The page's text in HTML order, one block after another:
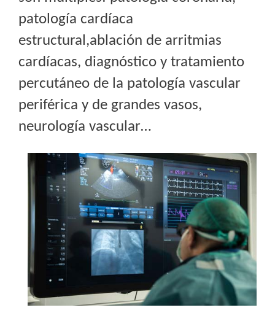
patología cardíaca
estructural,ablación de arritmias
cardíacas, diagnóstico y tratamiento
percutáneo de la patología vascular
periférica y de grandes vasos,
neurología vascular…